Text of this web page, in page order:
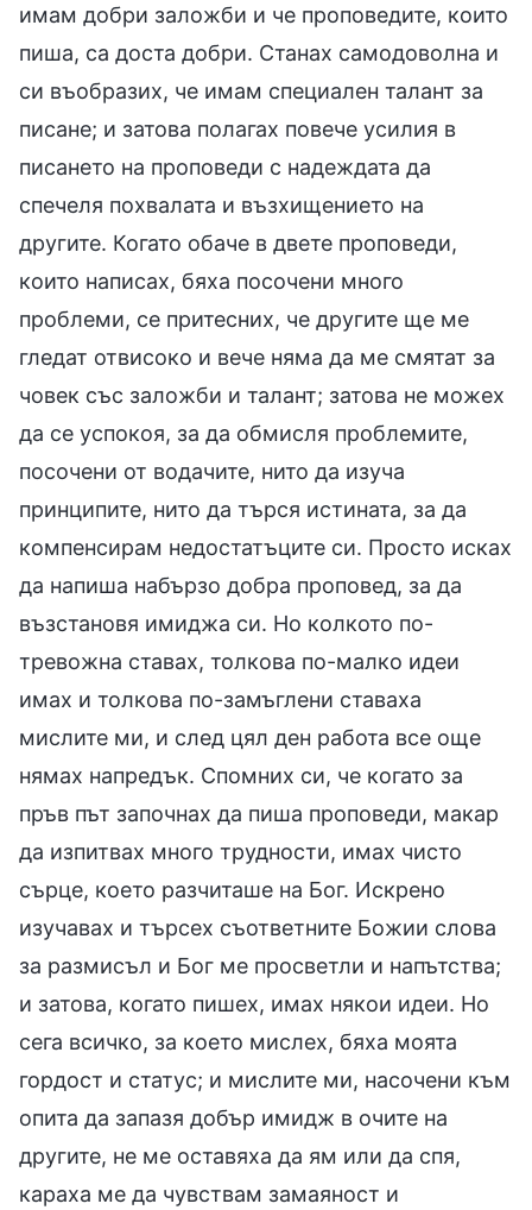
имам добри заложби и че проповедите, които
пиша, са доста добри. Станах самодоволна и
си въобразих, че имам специален талант за
писане; и затова полагах повече усилия в
писането на проповеди с надеждата да
спечеля похвалата и възхищението на
другите. Когато обаче в двете проповеди,
които написах, бяха посочени много
проблеми, се притесних, че другите ще ме
гледат отвисоко и вече няма да ме смятат за
човек със заложби и талант; затова не можех
да се успокоя, за да обмисля проблемите,
посочени от водачите, нито да изуча
принципите, нито да търся истината, за да
компенсирам недостатъците си. Просто исках
да напиша набързо добра проповед, за да
възстановя имиджа си. Но колкото по-
тревожна ставах, толкова по-малко идеи
имах и толкова по-замъглени ставаха
мислите ми, и след цял ден работа все още
нямах напредък. Спомних си, че когато за
пръв път започнах да пиша проповеди, макар
да изпитвах много трудности, имах чисто
сърце, което разчиташе на Бог. Искрено
изучавах и търсех съответните Божии слова
за размисъл и Бог ме просветли и напътства;
и затова, когато пишех, имах някои идеи. Но
сега всичко, за което мислех, бяха моята
гордост и статус; и мислите ми, насочени към
опита да запазя добър имидж в очите на
другите, не ме оставяха да ям или да спя,
караха ме да чувствам замаяност и